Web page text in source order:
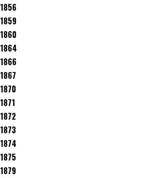
1856
1859
1860
1864
1866
1867
1870
1871
1872
1873
1874
1875
1879